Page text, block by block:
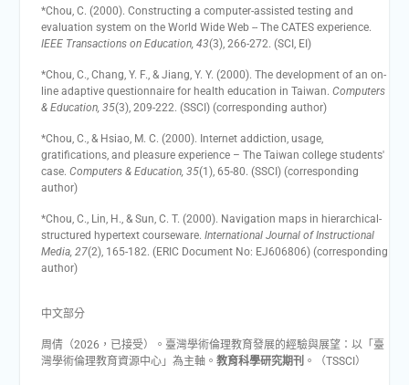
*Chou, C. (2000). Constructing a computer-assisted testing and
evaluation system on the World Wide Web -- The CATES experience.
IEEE Transactions on Education, 43(3), 266-272. (SCI, EI)
*Chou, C., Chang, Y. F., & Jiang, Y. Y. (2000). The development of an on-
line adaptive questionnaire for health education in Taiwan. Computers
& Education, 35(3), 209-222. (SSCI) (corresponding author)
*Chou, C., & Hsiao, M. C. (2000). Internet addiction, usage,
gratifications, and pleasure experience – The Taiwan college students'
case. Computers & Education, 35(1), 65-80. (SSCI) (corresponding
author)
*Chou, C., Lin, H., & Sun, C. T. (2000). Navigation maps in hierarchical-
structured hypertext courseware. International Journal of Instructional
Media, 27(2), 165-182. (ERIC Document No: EJ606806) (corresponding
author)
中文部分
周倩（2026，已接受）。臺灣學術倫理教育發展的經驗與展望：以「臺
灣學術倫理教育資源中心」為主軸。 教育科學研究期刊 。（TSSCI）